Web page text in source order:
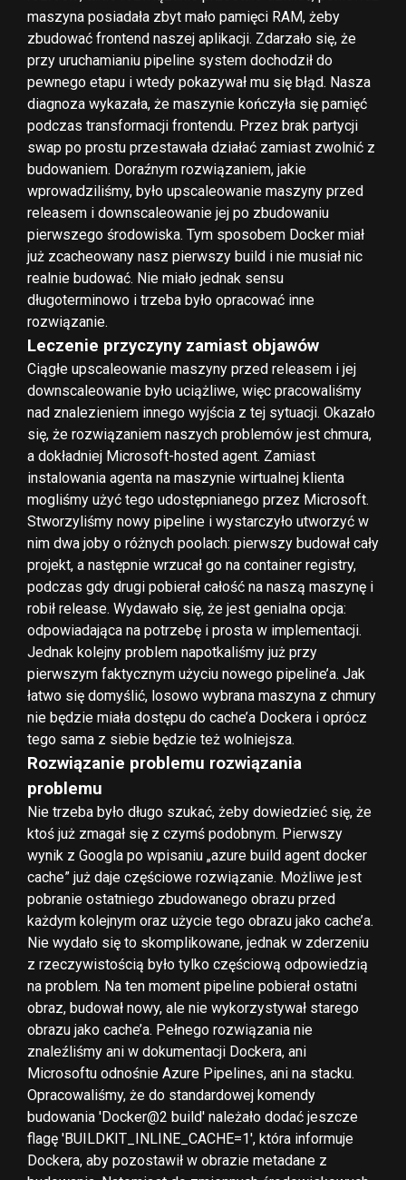
maszyna posiadała zbyt mało pamięci RAM, żeby
zbudować frontend naszej aplikacji. Zdarzało się, że
przy uruchamianiu pipeline system dochodził do
pewnego etapu i wtedy pokazywał mu się błąd. Nasza
diagnoza wykazała, że maszynie kończyła się pamięć
podczas transformacji frontendu. Przez brak partycji
swap po prostu przestawała działać zamiast zwolnić z
budowaniem. Doraźnym rozwiązaniem, jakie
wprowadziliśmy, było upscaleowanie maszyny przed
releasem i downscaleowanie jej po zbudowaniu
pierwszego środowiska. Tym sposobem Docker miał
już zcacheowany nasz pierwszy build i nie musiał nic
realnie budować. Nie miało jednak sensu
długoterminowo i trzeba było opracować inne
rozwiązanie.
Leczenie przyczyny zamiast objawów
Ciągłe upscaleowanie maszyny przed releasem i jej
downscaleowanie było uciążliwe, więc pracowaliśmy
nad znalezieniem innego wyjścia z tej sytuacji. Okazało
się, że rozwiązaniem naszych problemów jest chmura,
a dokładniej Microsoft-hosted agent. Zamiast
instalowania agenta na maszynie wirtualnej klienta
mogliśmy użyć tego udostępnianego przez Microsoft.
Stworzyliśmy nowy pipeline i wystarczyło utworzyć w
nim dwa joby o różnych poolach: pierwszy budował cały
projekt, a następnie wrzucał go na container registry,
podczas gdy drugi pobierał całość na naszą maszynę i
robił release. Wydawało się, że jest genialna opcja:
odpowiadająca na potrzebę i prosta w implementacji.
Jednak kolejny problem napotkaliśmy już przy
pierwszym faktycznym użyciu nowego pipeline’a. Jak
łatwo się domyślić, losowo wybrana maszyna z chmury
nie będzie miała dostępu do cache’a Dockera i oprócz
tego sama z siebie będzie też wolniejsza.
Rozwiązanie problemu rozwiązania
problemu
Nie trzeba było długo szukać, żeby dowiedzieć się, że
ktoś już zmagał się z czymś podobnym. Pierwszy
wynik z Googla po wpisaniu „azure build agent docker
cache” już daje częściowe rozwiązanie. Możliwe jest
pobranie ostatniego zbudowanego obrazu przed
każdym kolejnym oraz użycie tego obrazu jako cache’a.
Nie wydało się to skomplikowane, jednak w zderzeniu
z rzeczywistością było tylko częściową odpowiedzią
na problem. Na ten moment pipeline pobierał ostatni
obraz, budował nowy, ale nie wykorzystywał starego
obrazu jako cache’a. Pełnego rozwiązania nie
znaleźliśmy ani w dokumentacji Dockera, ani
Microsoftu odnośnie Azure Pipelines, ani na stacku.
Opracowaliśmy, że do standardowej komendy
budowania 'Docker@2 build' należało dodać jeszcze
flagę 'BUILDKIT_INLINE_CACHE=1', która informuje
Dockera, aby pozostawił w obrazie metadane z